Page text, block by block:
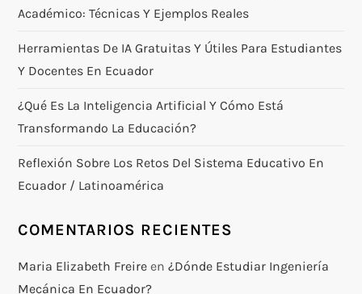
Académico: Técnicas Y Ejemplos Reales
Herramientas De IA Gratuitas Y Útiles Para Estudiantes
Y Docentes En Ecuador
¿Qué Es La Inteligencia Artificial Y Cómo Está
Transformando La Educación?
Reflexión Sobre Los Retos Del Sistema Educativo En
Ecuador / Latinoamérica
COMENTARIOS RECIENTES
Maria Elizabeth Freire en¿Dónde Estudiar Ingeniería
Mecánica En Ecuador?